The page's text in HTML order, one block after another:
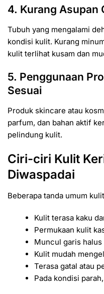
4. Kurang Asupan
Tubuh yang mengalami
kondisi kulit. Kurang
kulit terlihat kusam dan
5. Penggunaan
Sesuai
Produk skincare atau
parfum, dan bahan aktif
pelindung kulit.
Ciri-ciri Kulit
Diwaspadai
Beberapa tanda umum
Kulit terasa kaku
Permukaan kulit
Muncul garis
Kulit mudah
Terasa gatal atau
Pada kondisi